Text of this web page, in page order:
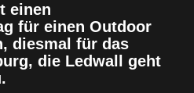
einen
für einen Outdoor
diesmal für das
die Ledwall geht